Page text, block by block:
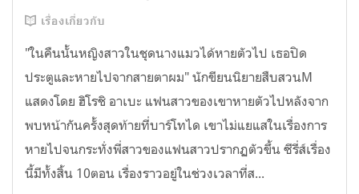
เรื่องเกี่ยวกับ
"ในคืนนั้นหญิงสาวในชุดนางแมวได้หายตัวไป เธอปิด
ประตูและหายไปจากสายตาผม" นักขียนนิยายสืบสวนM
แสดงโดย ฮิโรชิ อาเบะ แฟนสาวของเขาหายตัวไปหลังจาก
พบหน้ากันครั้งสุดท้ายที่บาร์โทได เขาไม่แยแสในเรื่องการ
หายไปจนกระทั่งพี่สาวของแฟนสาวปรากฏตัวขึ้น ซีรี่ส์เรื่อง
นี้มีทั้งสิ้น 10ตอน เรื่องราวอยู่ในช่วงเวลาที่ส...